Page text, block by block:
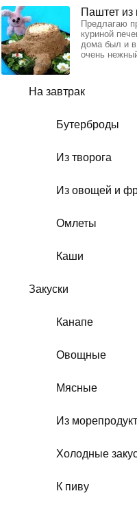
На завтрак
Бутерброды
Из творога
Из овощей и
Омлеты
Каши
Закуски
Канапе
Овощные
Мясные
Из
Холодные
К пиву
Паштет из
Предлагаю
куриной
дома был и в
очень